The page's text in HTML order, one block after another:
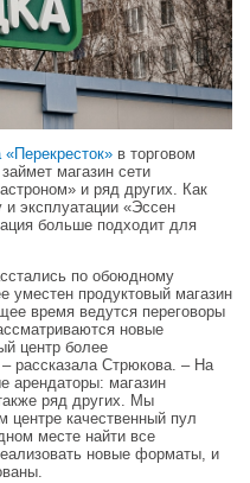
в торговом
магазин сети
и ряд других. Как
и эксплуатации «Эссен
больше подходит для
по обоюдному
уместен продуктовый магазин
время ведутся переговоры
новые
центр более
рассказала Стрюкова. – На
арендаторы: магазин
ряд других. Мы
центре качественный пул
месте найти все
новые форматы, и